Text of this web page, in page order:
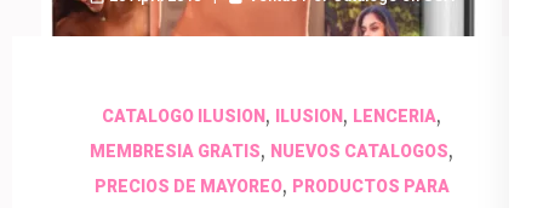
CATALOGO ILUSION , ILUSION , LENCERIA,
MEMBRESIA GRATIS, NUEVOS CATALOGOS,
PRECIOS DE MAYOREO, PRODUCTOS PARA